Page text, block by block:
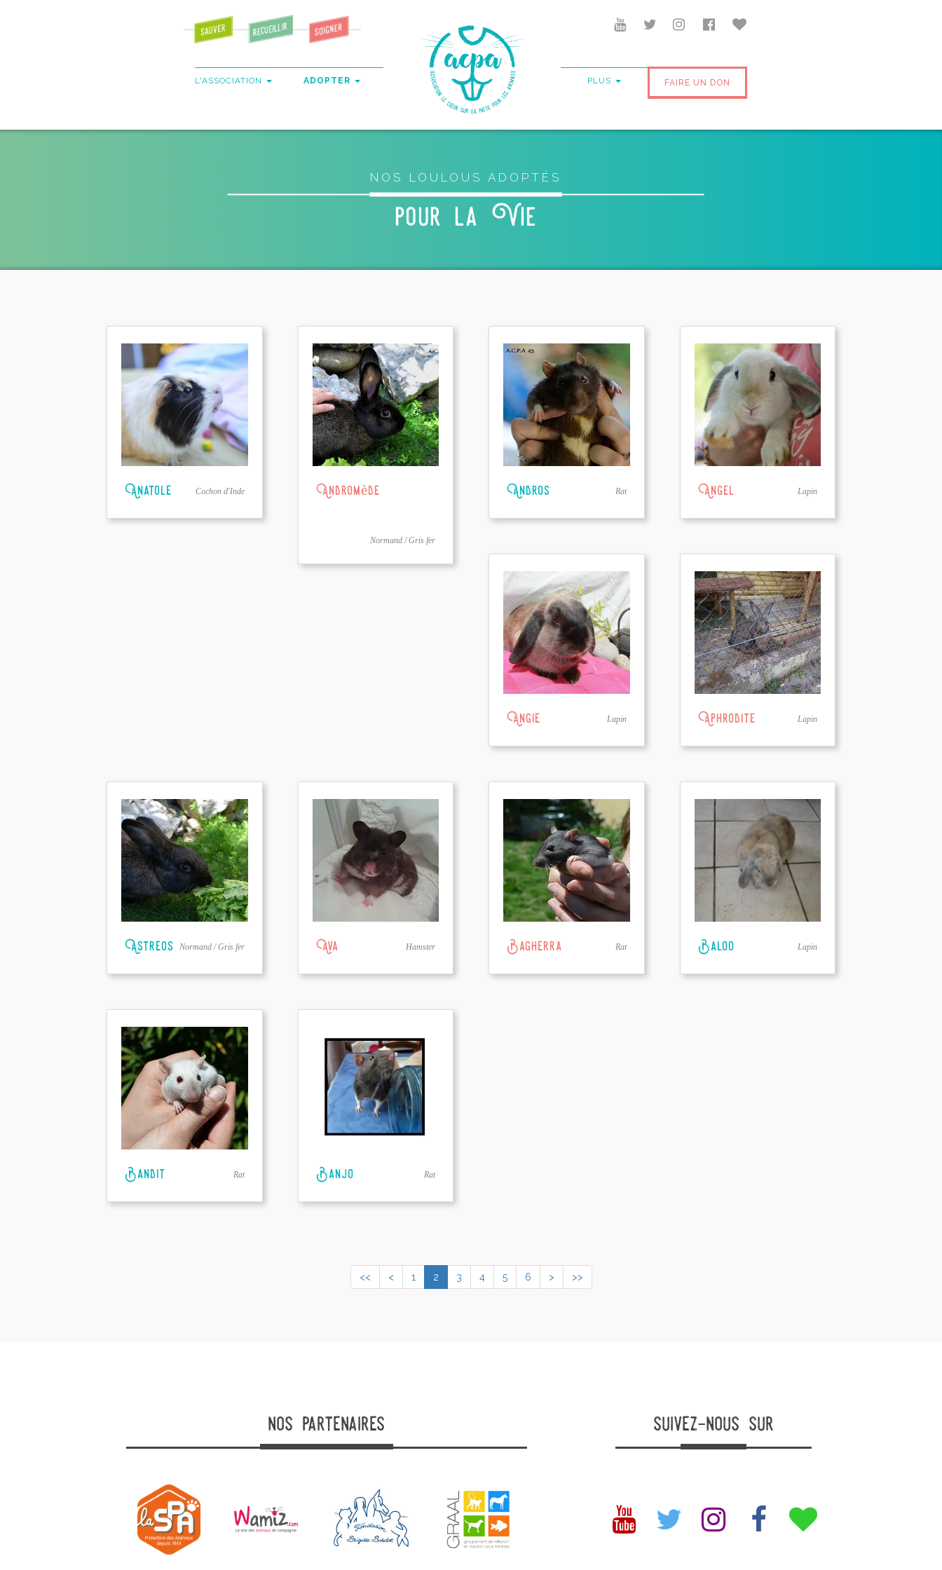
L'ASSOCIATION ADOPTER PLUS FAIRE UN DON
NOS LOULOUS ADOPTÉS
pour la Vie
Anatole Cochon d'Inde Andromède
Normand / Gris fer
Andros Rat Angel Lapin
Angie Lapin Aphrodite Lapin
Astreos Normand / Gris fer Ava Hamster Bagherra Rat Baloo Lapin
Bandit Rat Banjo Rat
<< < 1 2 3 4 5 6 > >>
nos partenaires suivez-nous sur